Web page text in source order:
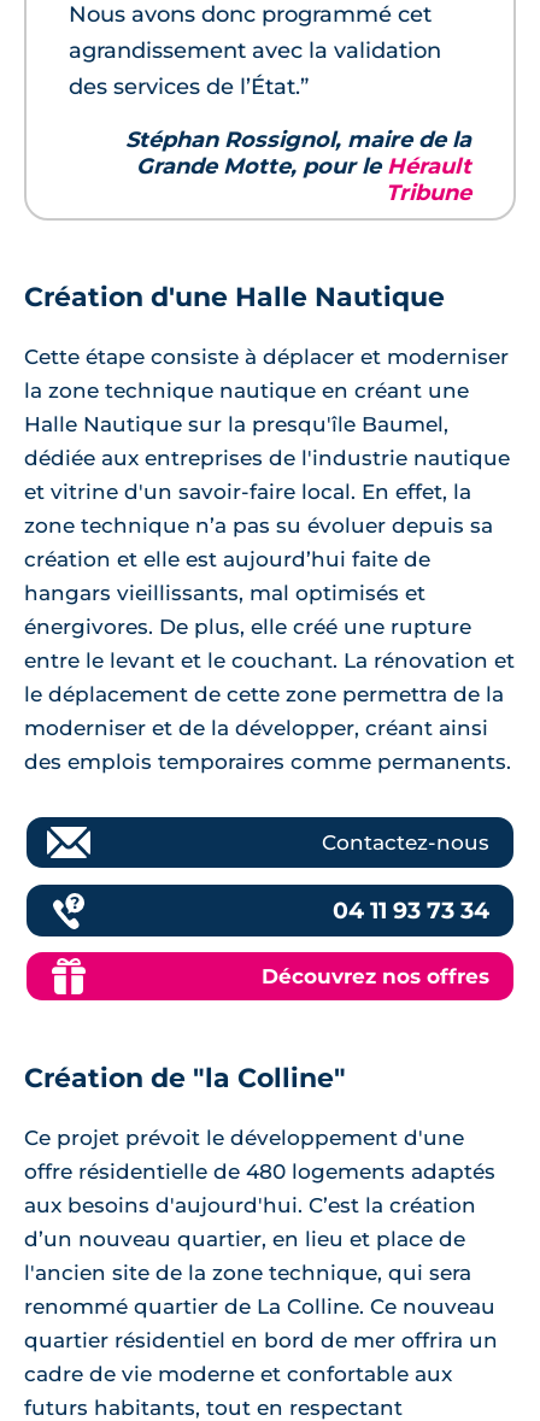
Nous avons donc programmé cet
agrandissement avec la validation
des services de l’État.”
Stéphan Rossignol, maire de la
Grande Motte, pour leHérault
Tribune
Création d'une Halle Nautique
Cette étape consiste à déplacer et moderniser
la zone technique nautique en créant une
Halle Nautique sur la presqu'île Baumel,
dédiée aux entreprises de l'industrie nautique
et vitrine d'un savoir-faire local. En effet, la
zone technique n’a pas su évoluer depuis sa
création et elle est aujourd’hui faite de
hangars vieillissants, mal optimisés et
énergivores. De plus, elle créé une rupture
entre le levant et le couchant. La rénovation et
le déplacement de cette zone permettra de la
moderniser et de la développer, créant ainsi
des emplois temporaires comme permanents.
Contactez-nous
04 11 93 73 34
Découvrez nos offres
Création de "la Colline"
Ce projet prévoit le développement d'une
offre résidentielle de 480 logements adaptés
aux besoins d'aujourd'hui. C’est la création
d’un nouveau quartier, en lieu et place de
l'ancien site de la zone technique, qui sera
renommé quartier de La Colline. Ce nouveau
quartier résidentiel en bord de mer offrira un
cadre de vie moderne et confortable aux
futurs habitants, tout en respectant